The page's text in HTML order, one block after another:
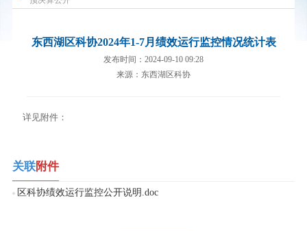
东西湖区科协2024年1-7月绩效运行监控情况统计表
发布时间：2024-09-10 09:28
来源：东西湖区科协
详见附件：
关联附件
区科协绩效运行监控公开说明.doc